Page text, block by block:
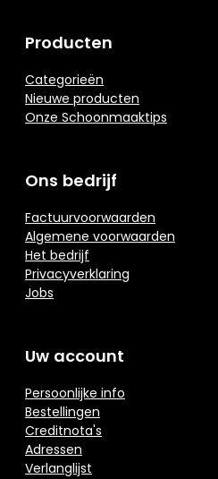
Producten
Categorieën
Nieuwe producten
Onze Schoonmaaktips
Ons bedrijf
Factuurvoorwaarden
Algemene voorwaarden
Het bedrijf
Privacyverklaring
Jobs
Uw account
Persoonlijke info
Bestellingen
Creditnota's
Adressen
Verlanglijst